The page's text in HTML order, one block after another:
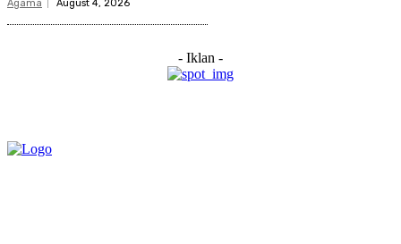
Agama August 4, 2026
- Iklan -